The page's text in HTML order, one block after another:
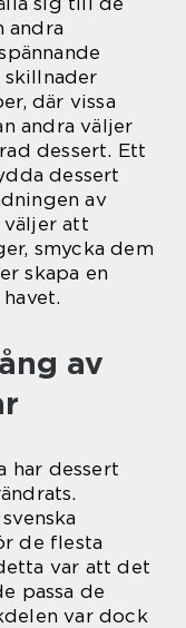
andra
skillnader
där vissa
andra väljer
dessert. Ett
dessert
av
väljer att
smycka dem
skapa en
av
har dessert
de flesta
var att det
passa de
var dock